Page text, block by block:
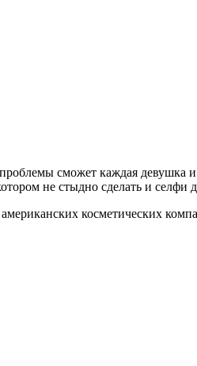
проблемы сможет каждая
не стыдно сделать и селфи
косметических